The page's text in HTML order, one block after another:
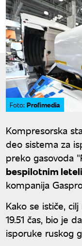
Foto: Profimedia
Kompresorska
deo sistema za
preko gasovoda
bespilotnim
kompanija
Kako se ističe,
19.51 čas, bio je
isporuke ruskog